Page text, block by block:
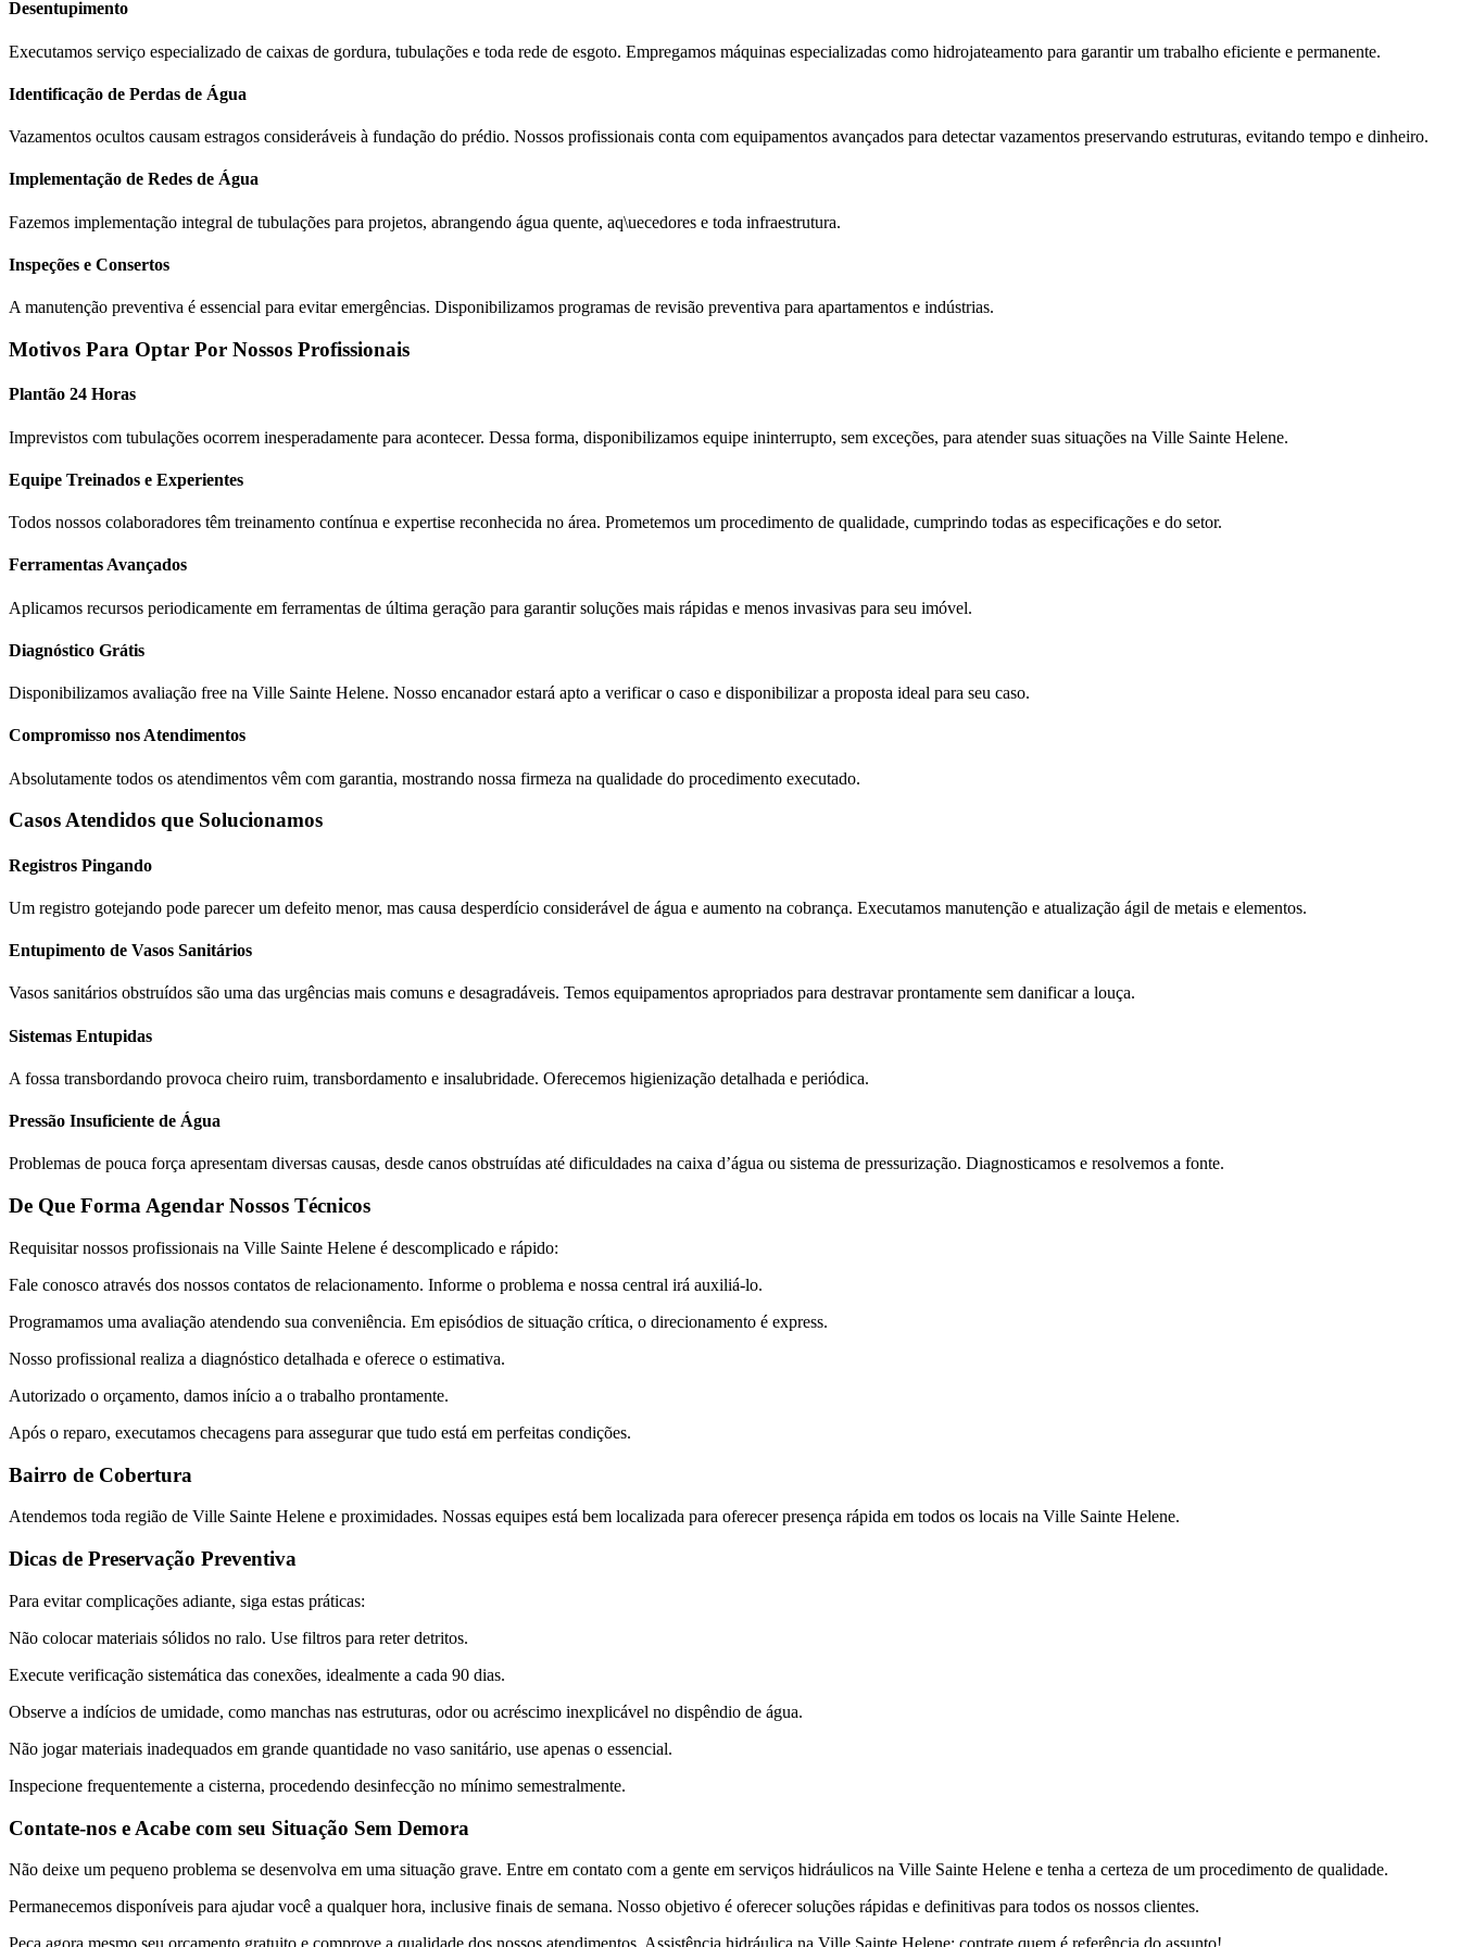
Desentupimento
Executamos serviço especializado de caixas de gordura, tubulações e toda rede de esgoto. Empregamos máquinas especializadas como hidrojateamento para garantir um trabalho eficiente e permanente.
Identificação de Perdas de Água
Vazamentos ocultos causam estragos consideráveis à fundação do prédio. Nossos profissionais conta com equipamentos avançados para detectar vazamentos preservando estruturas, evitando tempo e dinheiro.
Implementação de Redes de Água
Fazemos implementação integral de tubulações para projetos, abrangendo água quente, aq\uecedores e toda infraestrutura.
Inspeções e Consertos
A manutenção preventiva é essencial para evitar emergências. Disponibilizamos programas de revisão preventiva para apartamentos e indústrias.
Motivos Para Optar Por Nossos Profissionais
Plantão 24 Horas
Imprevistos com tubulações ocorrem inesperadamente para acontecer. Dessa forma, disponibilizamos equipe ininterrupto, sem exceções, para atender suas situações na Ville Sainte Helene.
Equipe Treinados e Experientes
Todos nossos colaboradores têm treinamento contínua e expertise reconhecida no área. Prometemos um procedimento de qualidade, cumprindo todas as especificações e do setor.
Ferramentas Avançados
Aplicamos recursos periodicamente em ferramentas de última geração para garantir soluções mais rápidas e menos invasivas para seu imóvel.
Diagnóstico Grátis
Disponibilizamos avaliação free na Ville Sainte Helene. Nosso encanador estará apto a verificar o caso e disponibilizar a proposta ideal para seu caso.
Compromisso nos Atendimentos
Absolutamente todos os atendimentos vêm com garantia, mostrando nossa firmeza na qualidade do procedimento executado.
Casos Atendidos que Solucionamos
Registros Pingando
Um registro gotejando pode parecer um defeito menor, mas causa desperdício considerável de água e aumento na cobrança. Executamos manutenção e atualização ágil de metais e elementos.
Entupimento de Vasos Sanitários
Vasos sanitários obstruídos são uma das urgências mais comuns e desagradáveis. Temos equipamentos apropriados para destravar prontamente sem danificar a louça.
Sistemas Entupidas
A fossa transbordando provoca cheiro ruim, transbordamento e insalubridade. Oferecemos higienização detalhada e periódica.
Pressão Insuficiente de Água
Problemas de pouca força apresentam diversas causas, desde canos obstruídas até dificuldades na caixa d’água ou sistema de pressurização. Diagnosticamos e resolvemos a fonte.
De Que Forma Agendar Nossos Técnicos
Requisitar nossos profissionais na Ville Sainte Helene é descomplicado e rápido:
Fale conosco através dos nossos contatos de relacionamento. Informe o problema e nossa central irá auxiliá-lo.
Programamos uma avaliação atendendo sua conveniência. Em episódios de situação crítica, o direcionamento é express.
Nosso profissional realiza a diagnóstico detalhada e oferece o estimativa.
Autorizado o orçamento, damos início a o trabalho prontamente.
Após o reparo, executamos checagens para assegurar que tudo está em perfeitas condições.
Bairro de Cobertura
Atendemos toda região de Ville Sainte Helene e proximidades. Nossas equipes está bem localizada para oferecer presença rápida em todos os locais na Ville Sainte Helene.
Dicas de Preservação Preventiva
Para evitar complicações adiante, siga estas práticas:
Não colocar materiais sólidos no ralo. Use filtros para reter detritos.
Execute verificação sistemática das conexões, idealmente a cada 90 dias.
Observe a indícios de umidade, como manchas nas estruturas, odor ou acréscimo inexplicável no dispêndio de água.
Não jogar materiais inadequados em grande quantidade no vaso sanitário, use apenas o essencial.
Inspecione frequentemente a cisterna, procedendo desinfecção no mínimo semestralmente.
Contate-nos e Acabe com seu Situação Sem Demora
Não deixe um pequeno problema se desenvolva em uma situação grave. Entre em contato com a gente em serviços hidráulicos na Ville Sainte Helene e tenha a certeza de um procedimento de qualidade.
Permanecemos disponíveis para ajudar você a qualquer hora, inclusive finais de semana. Nosso objetivo é oferecer soluções rápidas e definitivas para todos os nossos clientes.